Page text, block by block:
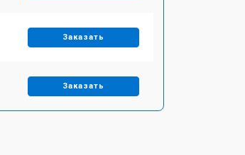
Заказать
Заказать